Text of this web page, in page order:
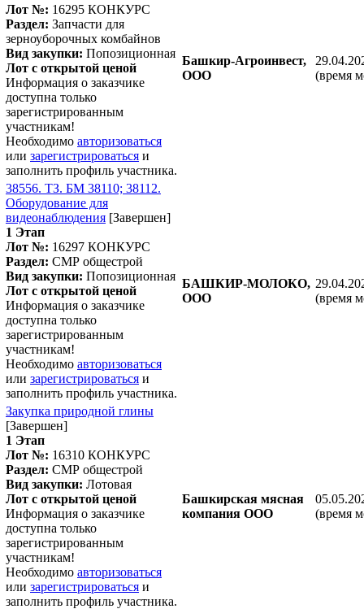
Лот №: 16295 КОНКУРС
Раздел: Запчасти для
зерноуборочных комбайнов
Вид закупки: Попозиционная
Лот с открытой ценой
Информация о заказчике
доступна только
зарегистрированным
участникам!
Необходимо авторизоваться
или зарегистрироваться и
заполнить профиль участника.
Башкир-Агроинвест,
ООО
(время
38556. ТЗ. БМ 38110; 38112.
Оборудование для
видеонаблюдения [Завершен]
1 Этап
Лот №: 16297 КОНКУРС
Раздел: СМР общестрой
Вид закупки: Попозиционная
Лот с открытой ценой
Информация о заказчике
доступна только
зарегистрированным
участникам!
Необходимо авторизоваться
или зарегистрироваться и
заполнить профиль участника.
БАШКИР-МОЛОКО,
ООО
(время
Закупка природной глины
[Завершен]
1 Этап
Лот №: 16310 КОНКУРС
Раздел: СМР общестрой
Вид закупки: Лотовая
Лот с открытой ценой
Информация о заказчике
доступна только
зарегистрированным
участникам!
Необходимо авторизоваться
или зарегистрироваться и
заполнить профиль участника.
Башкирская мясная
компания ООО
(время